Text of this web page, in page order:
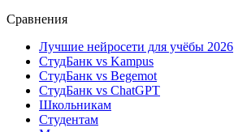
Сравнения
Лучшие нейросети для учёбы 2026
СтудБанк vs Kampus
СтудБанк vs Begemot
СтудБанк vs ChatGPT
Школьникам
Студентам